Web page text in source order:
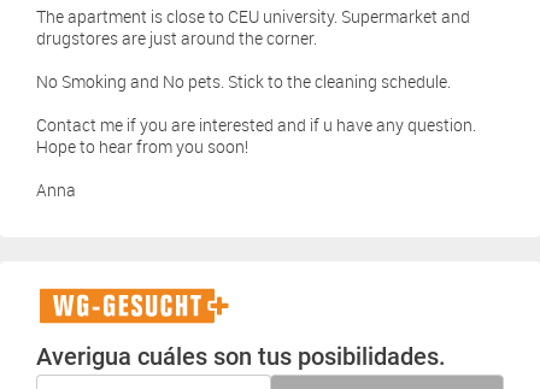
The apartment is close to CEU university. Supermarket and
drugstores are just around the corner.
No Smoking and No pets. Stick to the cleaning schedule.
Contact me if you are interested and if u have any question.
Hope to hear from you soon!
Anna
WG-
Gesucht+
Averigua cuáles son tus posibilidades.